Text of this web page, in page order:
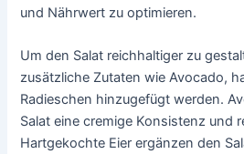
und Nährwert zu optimieren.
Um den Salat reichhaltiger zu
zusätzliche Zutaten wie Avocado,
Radieschen hinzugefügt werden.
Salat eine cremige Konsistenz und
Hartgekochte Eier ergänzen den